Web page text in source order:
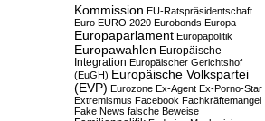
Kommission EU-Ratspräsidentschaft
Euro EURO 2020 Eurobonds Europa
Europaparlament Europapolitik
Europawahlen Europäische
Integration Europäischer Gerichtshof
(EuGH) Europäische Volkspartei
(EVP) Eurozone Ex-Agent Ex-Porno-Star
Extremismus Facebook Fachkräftemangel
Fake News falsche Beweise